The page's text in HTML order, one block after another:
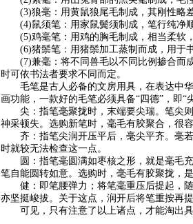
(3)狼毫：用黄鼠狼尾毛制成，其刚性略差
(4)鼠须笔：用家鼠鬓须制成，笔行纯净顺
(5)鸡毫笔：用鸡的胸毛制成，相当柔软，
(6)猪鬃笔：用猪鬃加工蒸制而成，用于书
(7)兼毫：将不同兽毛以不同比例掺合而成
时可依书法者要求不同而定。
毛笔是古人必备的文房用具，在表达中华
画功能，一款好的毛笔必须具备“四德”，即“
尖：指笔毫聚拢时，末端要尖瑞。笔尖则
神采顿失。选购新笔时，毫毛有胶聚合，很
齐：指笔尖润开压平后，毫尖平齐。毫若
时就较无法检查这一点。
圆：指笔毫圆满如枣核之形，就是毫毛充
笔自能圆转如意。选购时，毫毛有胶聚拢，
健：即笔腰弹力；将笔毫重压后提起，随
亦坚挺峻拔。关于这点，润开后将笔重按再提
可见，只有注意了以上诸点，才能淘出具